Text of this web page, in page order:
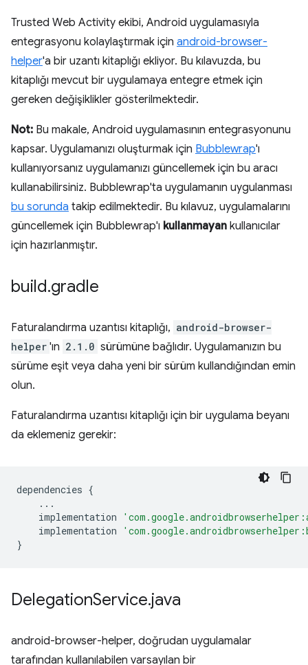
Trusted Web Activity ekibi, Android uygulamasıyla
entegrasyonu kolaylaştırmak için android-browser-
helper'a bir uzantı kitaplığı ekliyor. Bu kılavuzda, bu
kitaplığı mevcut bir uygulamaya entegre etmek için
gereken değişiklikler gösterilmektedir.
Not: Bu makale, Android uygulamasının entegrasyonunu
kapsar. Uygulamanızı oluşturmak için Bubblewrap'ı
kullanıyorsanız uygulamanızı güncellemek için bu aracı
kullanabilirsiniz. Bubblewrap'ta uygulamanın uygulanması
bu sorunda takip edilmektedir. Bu kılavuz, uygulamalarını
güncellemek için Bubblewrap'ı kullanmayan kullanıcılar
için hazırlanmıştır.
build.gradle
Faturalandırma uzantısı kitaplığı, android-browser-
helper 'ın 2.1.0 sürümüne bağlıdır. Uygulamanızın bu
sürüme eşit veya daha yeni bir sürüm kullandığından emin
olun.
Faturalandırma uzantısı kitaplığı için bir uygulama beyanı
da eklemeniz gerekir:
dependencies {
...
implementation
implementation
}
DelegationService.java
android-browser-helper, doğrudan uygulamalar
tarafından kullanılabilen varsayılan bir